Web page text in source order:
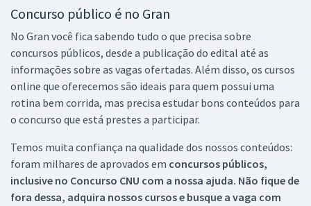
Concurso público é no Gran
No Gran você fica sabendo tudo o que precisa sobre
concursos públicos, desde a publicação do edital até as
informações sobre as vagas ofertadas. Além disso, os cursos
online que oferecemos são ideais para quem possui uma
rotina bem corrida, mas precisa estudar bons conteúdos para
o concurso que está prestes a participar.
Temos muita confiança na qualidade dos nossos conteúdos:
foram milhares de aprovados em concursos públicos,
inclusive no Concurso CNU com a nossa ajuda. Não fique de
fora dessa, adquira nossos cursos e busque a vaga com